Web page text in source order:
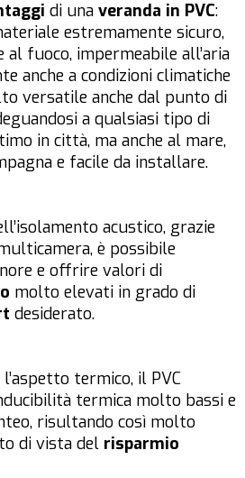
di una veranda in PVC:
estremamente sicuro,
fuoco, impermeabile all’aria
anche a condizioni climatiche
versatile anche dal punto di
a qualsiasi tipo di
in città, ma anche al mare,
e facile da installare.
acustico, grazie
è possibile
e offrire valori di
molto elevati in grado di
desiderato.
termico, il PVC
termica molto bassi e
risultando così molto
di vista del risparmio